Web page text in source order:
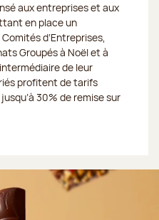
aux entreprises et aux
en place un
d’Entreprises,
Groupés à Noël et à
de leur
profitent de tarifs
30% de remise sur